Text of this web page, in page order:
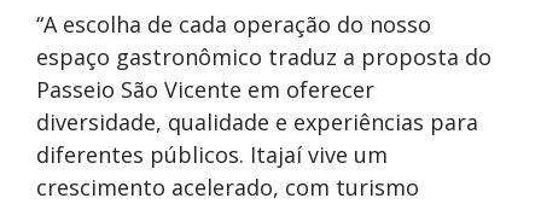
“A escolha de cada operação do nosso
espaço gastronômico traduz a proposta do
Passeio São Vicente em oferecer
diversidade, qualidade e experiências para
diferentes públicos. Itajaí vive um
crescimento acelerado, com turismo